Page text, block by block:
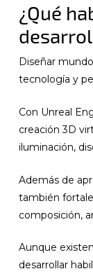
¿Qué
Diseñar
tecnología y
Con Unreal
creación 3D
iluminación,
Además de
también
composición,
Aunque
desarrollar